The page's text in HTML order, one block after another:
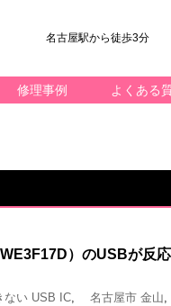
名古屋駅から徒歩3分
修理事例 よくある
）のUSBが反
い USB IC, 名古屋市 金山,